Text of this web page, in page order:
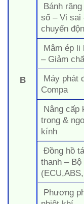
B
Bánh
số – Vi sai
chuyển
Mâm ép li
– Giảm
Máy phát
Compa
Nâng cấp
trong &
kính
Đồng hồ
thanh –
Phương